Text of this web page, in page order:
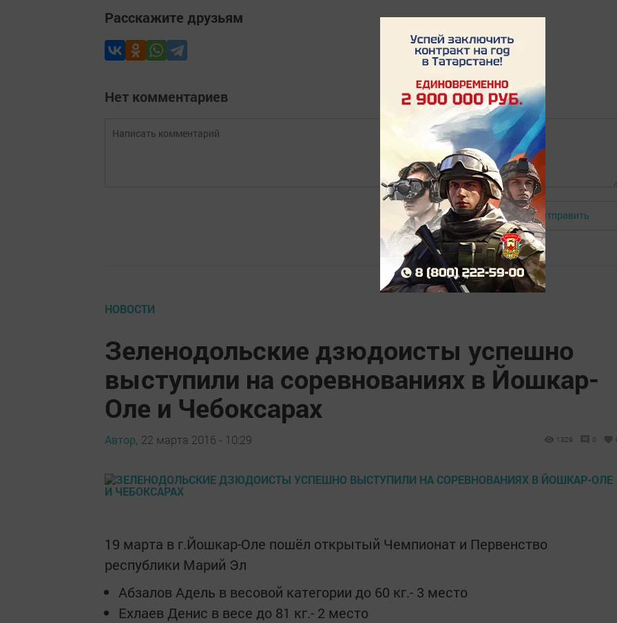
Расскажите друзьям
Нет комментариев
Авторизоваться Отправить
НОВОСТИ
Зеленодольские дзюдоисты успешно
выступили на соревнованиях в Йошкар-
Оле и Чебоксарах
Автор, 22 марта 2016 - 10:29 1329 0
19 марта в г.Йошкар-Оле пошёл открытый Чемпионат и Первенство
республики Марий Эл
Абзалов Адель в весовой категории до 60 кг.- 3 место
Ехлаев Денис в весе до 81 кг.- 2 место